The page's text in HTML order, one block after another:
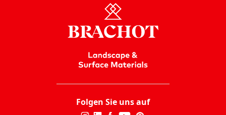
Folgen Sie uns auf